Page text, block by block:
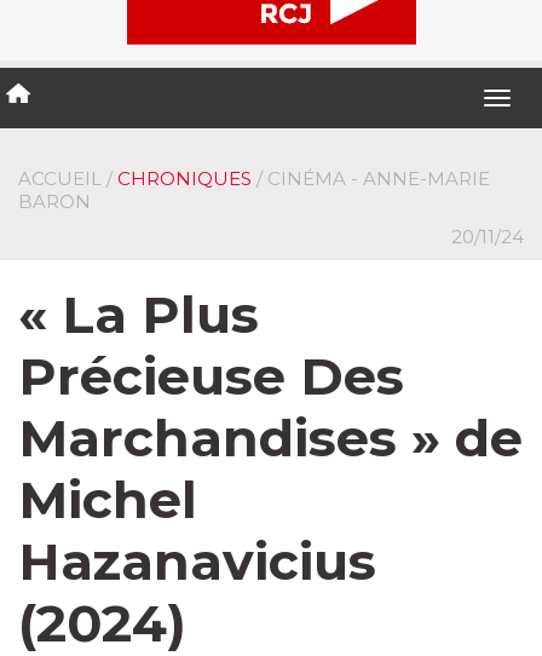
ACCUEIL / CHRONIQUES / CINÉMA - ANNE-MARIE
BARON
20/11/24
« La Plus
Précieuse Des
Marchandises » de
Michel
Hazanavicius
(2024)